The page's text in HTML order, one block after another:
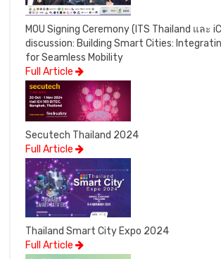
MOU Signing Ceremony (ITS Thailand และ
discussion: Building Smart Cities:
for Seamless Mobility
Full Article
Secutech Thailand 2024
Full Article
Thailand Smart City Expo 2024
Full Article